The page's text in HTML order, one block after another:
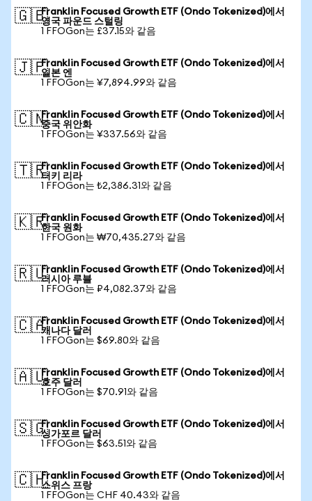
🇬🇧Franklin Focused Growth ETF (Ondo Tokenized)에서
영국 파운드 스털링
1 FFOGon는 £37.15와 같음
🇯🇵Franklin Focused Growth ETF (Ondo Tokenized)에서
일본 엔
1 FFOGon는 ¥7,894.99와 같음
🇨🇳Franklin Focused Growth ETF (Ondo Tokenized)에서
중국 위안화
1 FFOGon는 ¥337.56와 같음
🇹🇷Franklin Focused Growth ETF (Ondo Tokenized)에서
터키 리라
1 FFOGon는 ₺2,386.31와 같음
🇰🇷Franklin Focused Growth ETF (Ondo Tokenized)에서
한국 원화
1 FFOGon는 ₩70,435.27와 같음
🇷🇺Franklin Focused Growth ETF (Ondo Tokenized)에서
러시아 루블
1 FFOGon는 ₽4,082.37와 같음
🇨🇦Franklin Focused Growth ETF (Ondo Tokenized)에서
캐나다 달러
1 FFOGon는 $69.80와 같음
🇦🇺Franklin Focused Growth ETF (Ondo Tokenized)에서
호주 달러
1 FFOGon는 $70.91와 같음
🇸🇬Franklin Focused Growth ETF (Ondo Tokenized)에서
싱가포르 달러
1 FFOGon는 $63.51와 같음
🇨🇭Franklin Focused Growth ETF (Ondo Tokenized)에서
스위스 프랑
1 FFOGon는 CHF 40.43와 같음